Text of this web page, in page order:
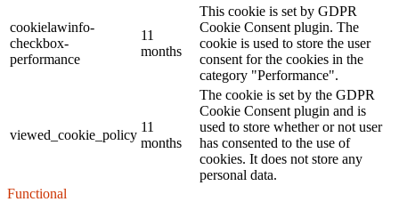
cookielawinfo-
checkbox-
performance
11
months
This cookie is set by GDPR
Cookie Consent plugin. The
cookie is used to store the user
consent for the cookies in the
category "Performance".
viewed_cookie_policy
11
months
The cookie is set by the GDPR
Cookie Consent plugin and is
used to store whether or not user
has consented to the use of
cookies. It does not store any
personal data.
Functional